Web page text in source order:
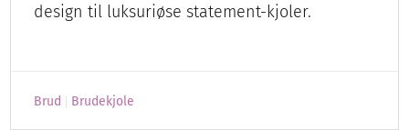
design til luksuriøse statement-kjoler.
Brud Brudekjole